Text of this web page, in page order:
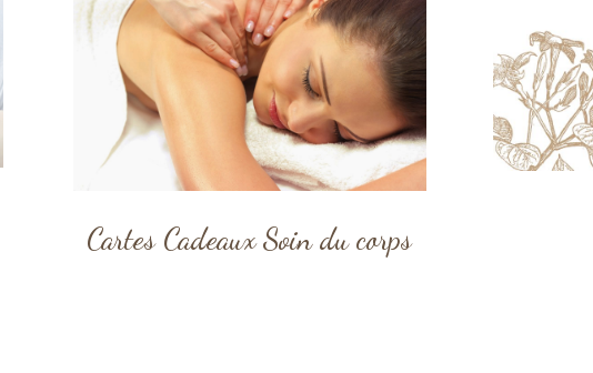
Cartes Cadeaux Soin du corps